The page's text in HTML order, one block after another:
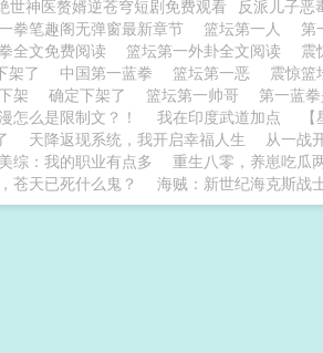
世神医赘婿逆苍穹短剧免费观看 反派儿子恶
拳笔趣阁无弹窗最新章节 篮坛第一人 第
全文免费阅读 篮坛第一外卦全文阅读 震
架了
中国第一蓝拳 篮坛第一恶 震惊篮
架 确定下架了 篮坛第一帅哥 第一蓝
怎么是限制文？！ 我在印度武道加点
天降返现系统，我开启幸福人生 从一战
美综：我的职业有点多 重生八零，养崽吃瓜
苍天已死什么鬼？ 海贼：新世纪海克斯战